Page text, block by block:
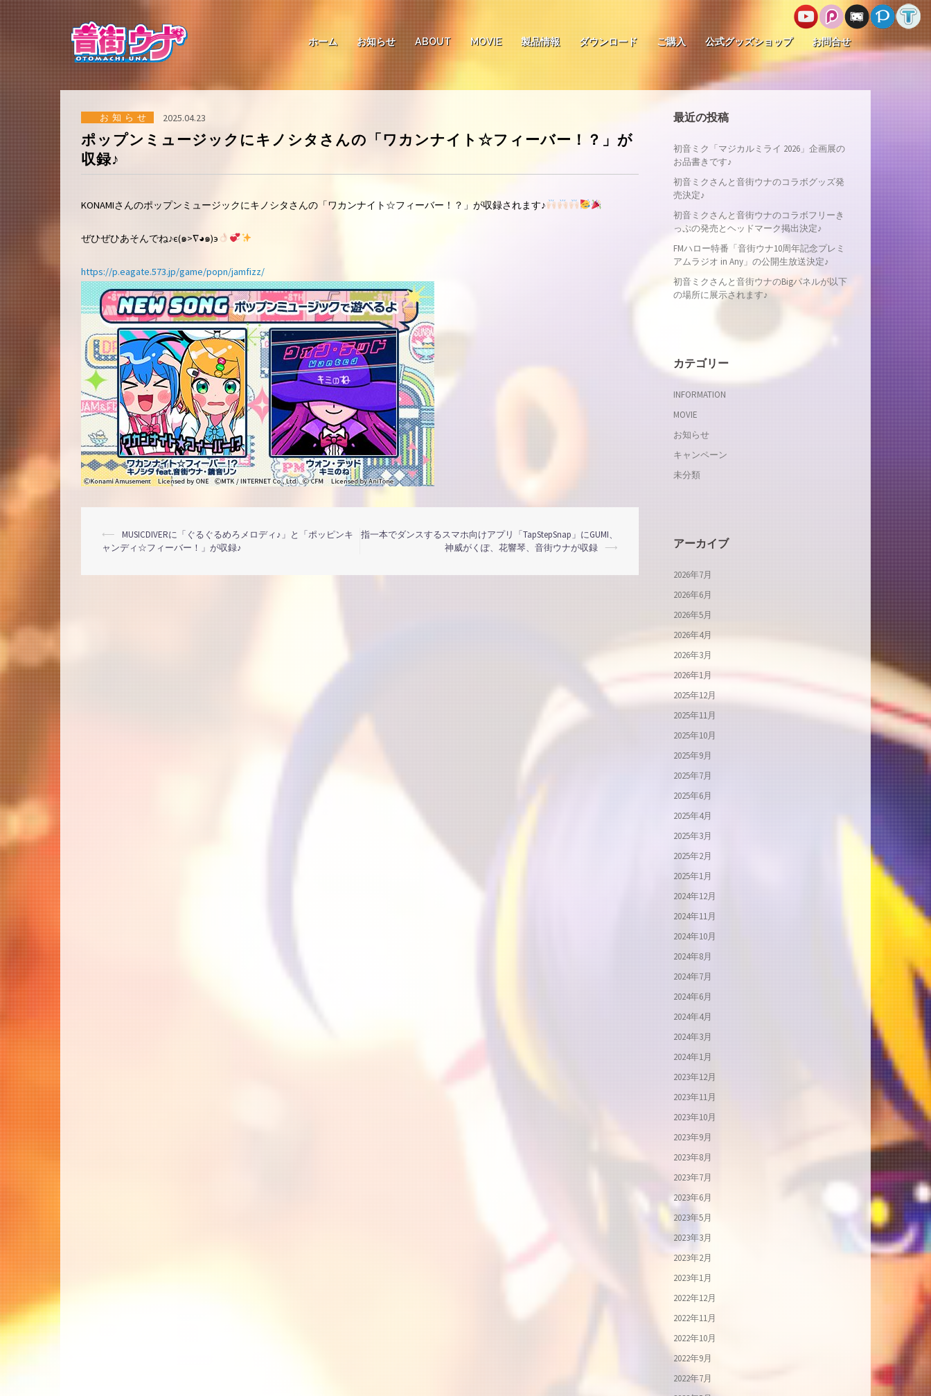
コ
ン
テ
ン
ツ
へ
ス
キ
ッ
プ
ホーム お知らせ ABOUT MOVIE 製品情報 ダウンロード ご購入 公式グッズショップ お問合せ
お知らせ 2025.04.23
ポップンミュージックにキノシタさんの「ワカンナイト☆フィーバー！？」が
収録♪
KONAMIさんのポップンミュージックにキノシタさんの「ワカンナイト☆フィーバー！？」が収録されます♪
ぜひぜひあそんでね♪є(๑>∇◕๑)э
https://p.eagate.573.jp/game/popn/jamfizz/
投
稿
ビ
ゲ
ー
シ
⟵
MUSICDIVERに「ぐるぐるめろメロディ♪」と「ポッピンキ
ャンディ☆フィーバー！」が収録♪
指一本でダンスするスマホ向けアプリ「TapStepSnap」にGUMI、
神威がくぽ、花響琴、音街ウナが収録
⟶
最近の投稿
初音ミク「マジカルミライ 2026」企画展の
お品書きです♪
初音ミクさんと音街ウナのコラボグッズ発
売決定♪
初音ミクさんと音街ウナのコラボフリーき
っぷの発売とヘッドマーク掲出決定♪
FMハロー特番「音街ウナ10周年記念プレミ
アムラジオ in Any」の公開生放送決定♪
初音ミクさんと音街ウナのBigパネルが以下
の場所に展示されます♪
カテゴリー
INFORMATION
MOVIE
お知らせ
キャンペーン
未分類
アーカイブ
2026年7月
2026年6月
2026年5月
2026年4月
2026年3月
2026年1月
2025年12月
2025年11月
2025年10月
2025年9月
2025年7月
2025年6月
2025年4月
2025年3月
2025年2月
2025年1月
2024年12月
2024年11月
2024年10月
2024年8月
2024年7月
2024年6月
2024年4月
2024年3月
2024年1月
2023年12月
2023年11月
2023年10月
2023年9月
2023年8月
2023年7月
2023年6月
2023年5月
2023年3月
2023年2月
2023年1月
2022年12月
2022年11月
2022年10月
2022年9月
2022年7月